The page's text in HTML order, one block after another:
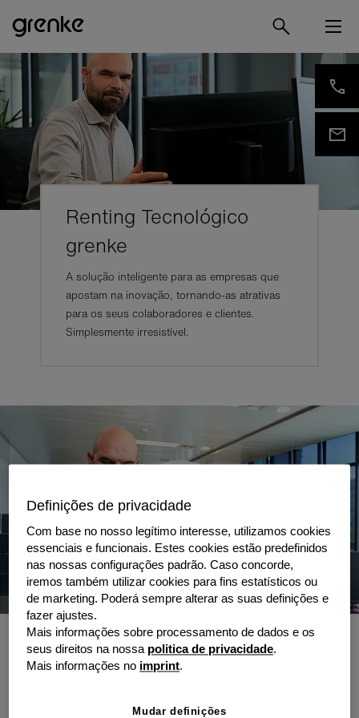
Renting Tecnológico
grenke
A solução inteligente para as empresas que
apostam na inovação, tornando-as atrativas
para os seus colaboradores e clientes.
Simplesmente irresistível.
Renting tecnológico com a
grenke
À semelhança do renting automóvel,
Definições de privacidade
Com base no nosso legítimo interesse, utilizamos cookies
essenciais e funcionais. Estes cookies estão predefinidos
nas nossas configurações padrão. Caso concorde,
iremos também utilizar cookies para fins estatísticos ou
de marketing. Poderá sempre alterar as suas definições e
fazer ajustes.
Mais informações sobre processamento de dados e os
seus direitos na nossa politica de privacidade.
Mais informações no imprint.
Mudar definições